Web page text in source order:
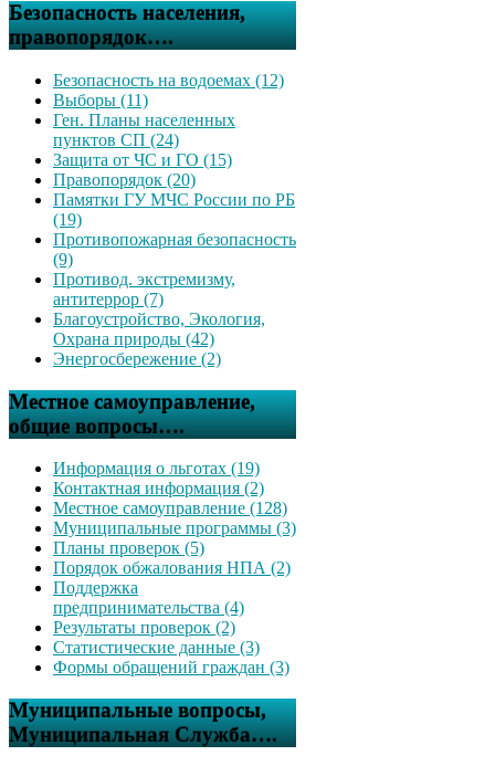
Безопасность населения,
правопорядок….
Безопасность на водоемах (12)
Выборы (11)
Ген. Планы населенных
пунктов СП (24)
Защита от ЧС и ГО (15)
Правопорядок (20)
Памятки ГУ МЧС России по РБ
(19)
Противопожарная безопасность
(9)
Противод. экстремизму,
антитеррор (7)
Благоустройство, Экология,
Охрана природы (42)
Энергосбережение (2)
Местное самоуправление,
общие вопросы….
Информация о льготах (19)
Контактная информация (2)
Местное самоуправление (128)
Муниципальные программы (3)
Планы проверок (5)
Порядок обжалования НПА (2)
Поддержка
предпринимательства (4)
Результаты проверок (2)
Статистические данные (3)
Формы обращений граждан (3)
Муниципальные вопросы,
Муниципальная Служба….